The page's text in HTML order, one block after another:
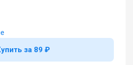
за 89 ₽